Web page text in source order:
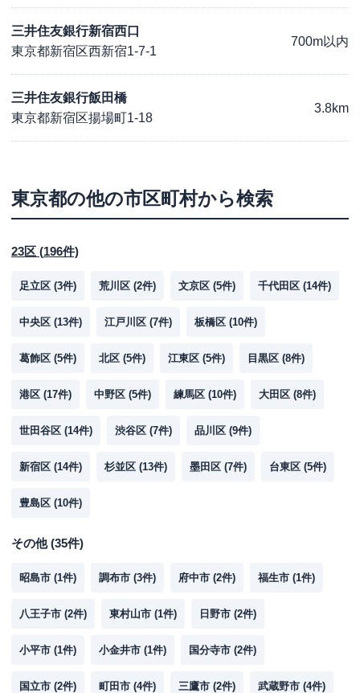
三井住友銀行新宿西口
東京都新宿区西新宿1-7-1
700m以内
三井住友銀行飯田橋
東京都新宿区揚場町1-18
3.8km
東京都の他の市区町村から検索
23区 (196件)
足立区 (3件) 荒川区 (2件) 文京区 (5件) 千代田区 (14件)
中央区 (13件) 江戸川区 (7件) 板橋区 (10件)
葛飾区 (5件) 北区 (5件) 江東区 (5件) 目黒区 (8件)
港区 (17件) 中野区 (5件) 練馬区 (10件) 大田区 (8件)
世田谷区 (14件) 渋谷区 (7件) 品川区 (9件)
新宿区 (14件) 杉並区 (13件) 墨田区 (7件) 台東区 (5件)
豊島区 (10件)
その他(35件)
昭島市 (1件) 調布市 (3件) 府中市 (2件) 福生市 (1件)
八王子市 (2件) 東村山市 (1件) 日野市 (2件)
小平市 (1件) 小金井市 (1件) 国分寺市 (2件)
国立市 (2件) 町田市 (4件) 三鷹市 (2件) 武蔵野市 (4件)